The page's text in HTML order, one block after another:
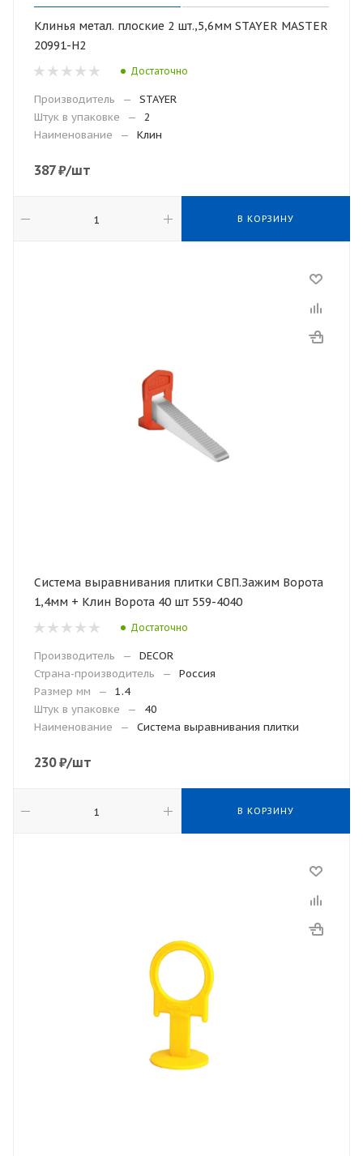
Клинья метал. плоские 2 шт.,5,6мм STAYER MASTER
20991-H2
Достаточно
Производитель —
STAYER
Штук в упаковке
—
2
Наименование
— Клин
387₽/шт
В КОРЗИНУ
Система выравнивания плитки СВП.Зажим Ворота
1,4мм + Клин Ворота 40 шт 559-4040
Достаточно
Производитель —
DECOR
Страна-производитель
—
Россия
Размер мм
—
1.4
Штук в упаковке
—
40
Наименование
— Система выравнивания плитки
230₽/шт
В КОРЗИНУ